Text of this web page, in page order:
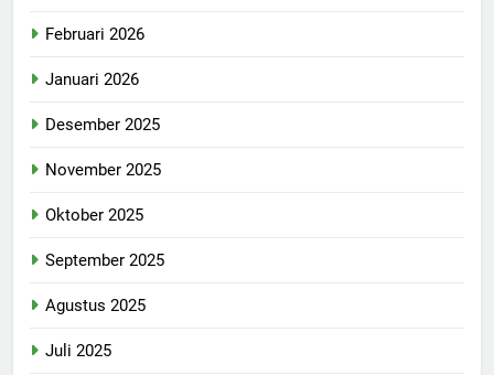
Februari 2026
Januari 2026
Desember 2025
November 2025
Oktober 2025
September 2025
Agustus 2025
Juli 2025